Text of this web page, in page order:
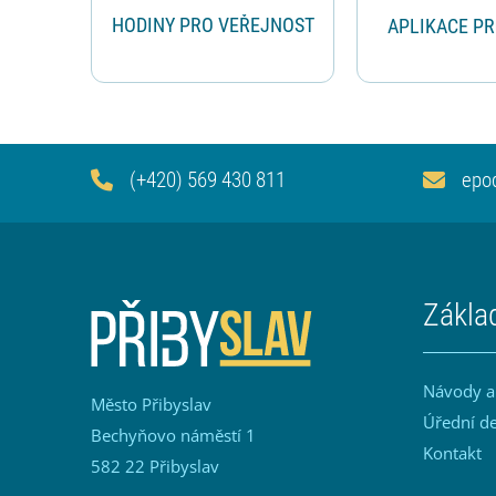
HODINY PRO VEŘEJNOST APLIKACE
(+420) 569 430 811
Město Přibyslav
Bechyňovo náměstí 1
582 22 Přibyslav
Návody
Úřední
Kontakt